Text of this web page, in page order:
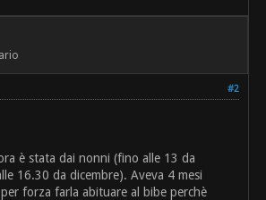
#2
è stata dai nonni (fino alle 13 da
16.30 da dicembre). Aveva 4 mesi
forza farla abituare al bibe perchè